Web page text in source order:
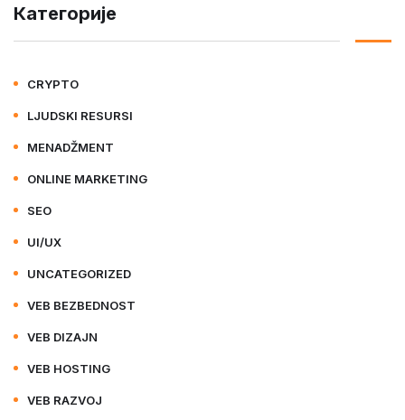
Категорије
CRYPTO
LJUDSKI RESURSI
MENADŽMENT
ONLINE MARKETING
SEO
UI/UX
UNCATEGORIZED
VEB BEZBEDNOST
VEB DIZAJN
VEB HOSTING
VEB RAZVOJ